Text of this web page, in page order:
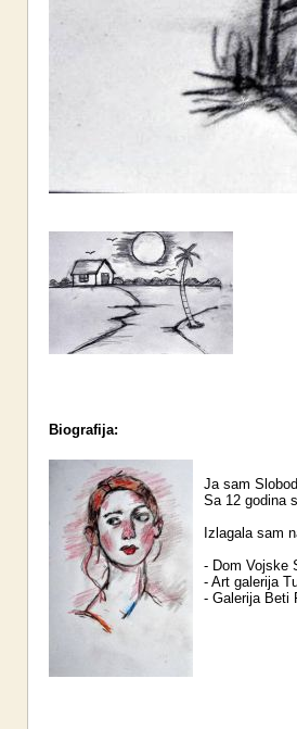
Biografija:
Ja sam
Sa 12 godina
Izlagala sam
- Dom Vojske
- Art galerija
- Galerija Beti